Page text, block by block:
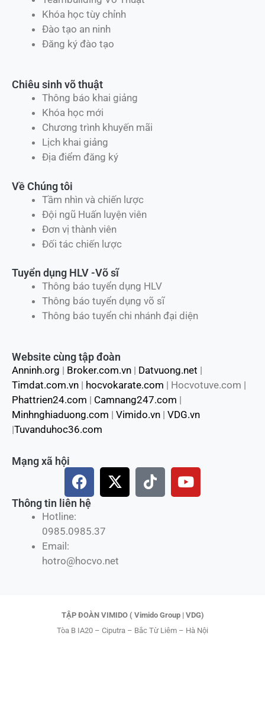
Khóa học tùy chỉnh
Đào tạo an ninh
Đăng ký đào tạo
Chiêu sinh võ thuật
Thông báo khai giảng
Khóa học mới
Chương trình khuyến mãi
Lịch khai giảng
Địa điểm đăng ký
Về Chúng tôi
Tầm nhìn và chiến lược
Đội ngũ Huấn luyện viên
Đơn vị thành viên
Đối tác chiến lược
Tuyển dụng HLV -Võ sĩ
Thông báo tuyển dụng HLV
Thông báo tuyển dụng võ sĩ
Thông báo tuyển chi nhánh đại diện
Website cùng tập đoàn
Anninh.org | Broker.com.vn | Datvuong.net |
Timdat.com.vn | hocvokarate.com | Hocvotuve.com |
Phattrien24.com | Camnang247.com |
Minhnghiaduong.com | Vimido.vn | VDG.vn
|Tuvanduhoc36.com
Hotline:
0985.0985.37
Email:
hotro@hocvo.net
Mạng xã hội
F
a
c
b
o
X
-
t
T
i
Y
o
Thông tin liên hệ
TẬP ĐOÀN VIMIDO ( Vimido Group | VDG)
Tòa B IA20 – Ciputra – Bắc Từ Liêm – Hà Nội